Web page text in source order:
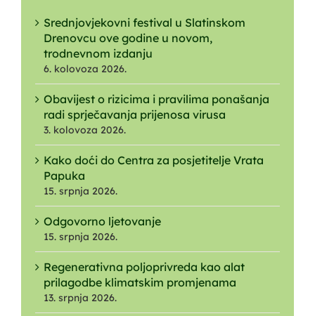
Srednjovjekovni festival u Slatinskom
Drenovcu ove godine u novom,
trodnevnom izdanju
6. kolovoza 2026.
Obavijest o rizicima i pravilima ponašanja
radi sprječavanja prijenosa virusa
3. kolovoza 2026.
Kako doći do Centra za posjetitelje Vrata
Papuka
15. srpnja 2026.
Odgovorno ljetovanje
15. srpnja 2026.
Regenerativna poljoprivreda kao alat
prilagodbe klimatskim promjenama
13. srpnja 2026.